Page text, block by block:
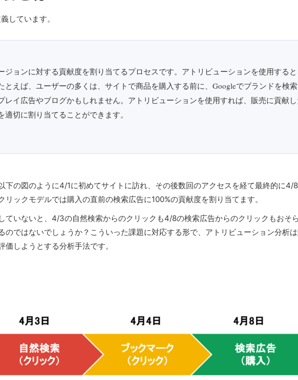
しています。
ジョンに対する貢献度を割り当てるプロセスです。アトリビューションを使用する
えば、ユーザーの多くは、サイトで商品を購入する前に、Googleでブランドを検索
レイ広告やブログかもしれません。アトリビューションを使用すれば、販売に貢献
切に割り当てることができます。
の図のように4/1に初めてサイトに訪れ、その後数回のアクセスを経て最終的に4/8
ックモデルでは購入の直前の検索広告に100%の貢献度を割り当てます。
ていないと、4/3の自然検索からのクリックも4/8の検索広告からのクリックもおそ
のではないでしょうか？こういった課題に対応する形で、アトリビューション分析
しようとする分析手法です。